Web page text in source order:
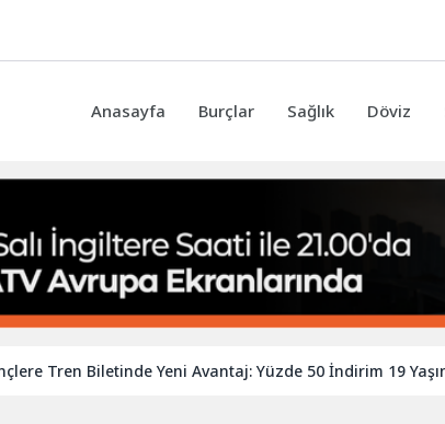
Anasayfa Burçlar Sağlık Döviz
Biletinde Yeni Avantaj: Yüzde 50 İndirim 19 Yaşına